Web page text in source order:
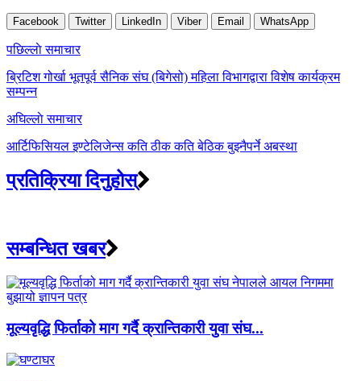
Facebook Twitter LinkedIn Viber Email WhatsApp
Post
navigation
पछिल्लाे समाचार
ब्रिटिश गोर्खा भूतपूर्व सैनिक संघ (बिगेसो) महिला विभागद्वारा विशेष कार्यक्रम
सम्पन्न
अघिल्लाे समाचार
आर्टिफिसियल इण्टेलिजेन्स कति ठीक कति बेठिक बुझ्नैपर्ने अबस्था
प्रतिक्रिया दिनुहोस्
सम्बन्धित खबर
मूल्यवृद्धि फिर्ताको माग गर्दै क्रान्तिकारी युवा संघ...